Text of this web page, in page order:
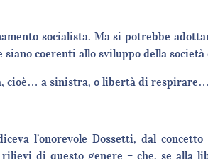
socialista. Ma si potrebbe
coerenti allo sviluppo della società
cioè… a sinistra, o libertà di
l’onorevole Dossetti, dal
di questo genere – che, se alla